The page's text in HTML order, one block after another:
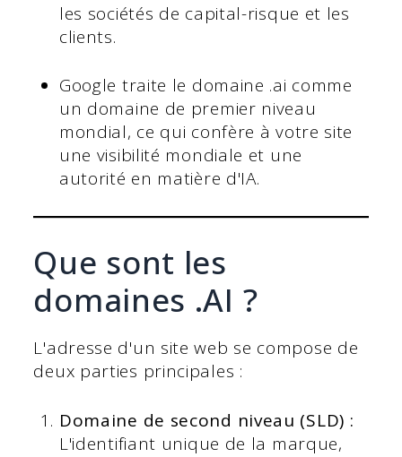
les sociétés de capital-risque et les
clients.
Google traite le domaine .ai comme
un domaine de premier niveau
mondial, ce qui confère à votre site
une visibilité mondiale et une
autorité en matière d'IA.
Que sont les
domaines .AI ?
L'adresse d'un site web se compose de
deux parties principales :
Domaine de second niveau (SLD) :
L'identifiant unique de la marque,